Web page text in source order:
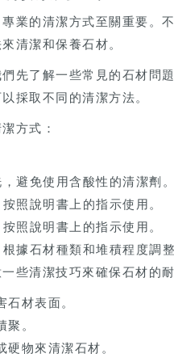
業的清潔方式至關重要。
清潔和保養石材。
先了解一些常見的石材問
採取不同的清潔方法。
方式：
避免使用含酸性的清潔劑。
照說明書上的指示使用。
照說明書上的指示使用。
據石材種類和堆積程度調
些清潔技巧來確保石材的
材表面。
。
物來清潔石材。